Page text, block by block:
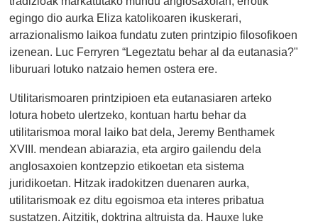
egingo dio aurka Eliza katolikoaren ikuskerari,
arrazionalismo laikoa fundatu zuten printzipio filosofikoen
izenean. Luc Ferryren “Legeztatu behar al da eutanasia?"
liburuari lotuko natzaio hemen ostera ere.
Utilitarismoaren printzipioen eta eutanasiaren arteko
lotura hobeto ulertzeko, kontuan hartu behar da
utilitarismoa moral laiko bat dela, Jeremy Benthamek
XVIII. mendean abiarazia, eta argiro gailendu dela
anglosaxoien kontzepzio etikoetan eta sistema
juridikoetan. Hitzak iradokitzen duenaren aurka,
utilitarismoak ez ditu egoismoa eta interes pribatua
sustatzen. Aitzitik, doktrina altruista da. Hauxe luke